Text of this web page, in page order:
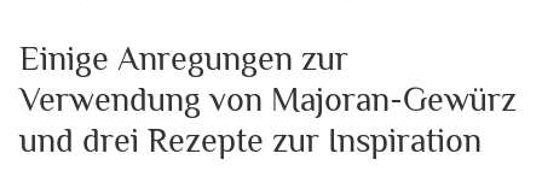
Einige Anregungen zur
Verwendung von Majoran-Gewürz
und drei Rezepte zur Inspiration